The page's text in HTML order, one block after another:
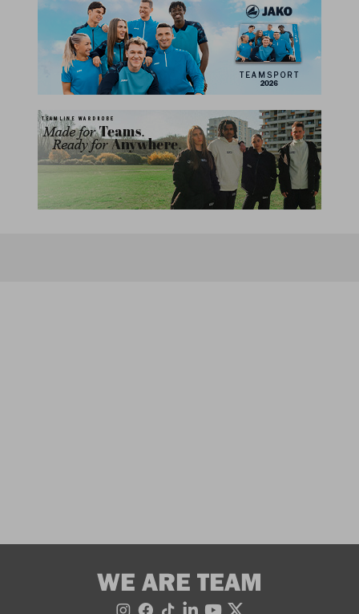
WE ARE TEAM